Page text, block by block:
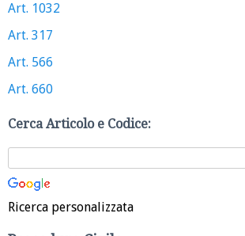
Art. 1032
Art. 317
Art. 566
Art. 660
Cerca Articolo e Codice:
Ricerca personalizzata